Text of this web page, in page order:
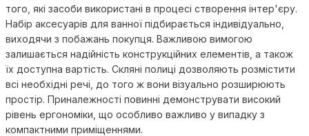
того, які засоби використані в процесі створення інтер'єру.
Набір аксесуарів для ванної підбирається індивідуально,
виходячи з побажань покупця. Важливою вимогою
залишається надійність конструкційних елементів, а також
їх доступна вартість. Скляні полиці дозволяють розмістити
всі необхідні речі, до того ж вони візуально розширюють
простір. Приналежності повинні демонструвати високий
рівень ергономіки, що особливо важливо у випадку з
компактними приміщеннями.